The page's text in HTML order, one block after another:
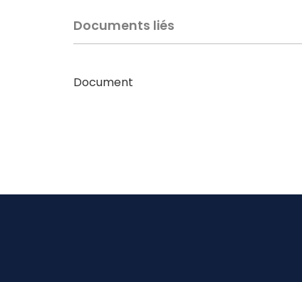
Documents liés
Document